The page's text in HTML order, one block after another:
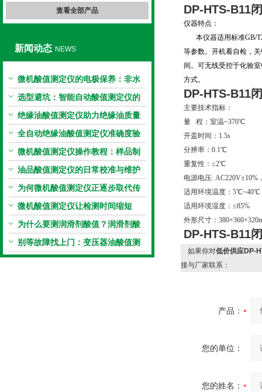
查看全部产品
新闻动态 NEWS
微机酸值测定仪的电极保养：非水
电极的清洗与活化方法
选型避坑：智能自动酸值测定仪的
加热功率与萃取时间关系
绝缘油酸值测定仪助力绝缘油质量
把控，降低设备故障
全自动绝缘油酸值测定仪准确度验
证：标准物质标定步骤
微机酸值测定仪操作教程：样品制
备、参数设置与结果解读
油品酸值测定仪的日常校准与维护
流程
为何微机酸值测定仪正逐步取代传
统手动滴定法？
微机酸值测定仪让检测时间缩短
50%
为什么要测润滑剂酸值？润滑剂酸
值测定法告诉你答案
别等故障找上门：变压器油酸值测
试仪的预警功能
DP-HTS-B11
仪器特点：
本仪器适用标准GB/
等参数。开机看自检，
间。可无线受控于化验
方式。
DP-HTS-B11
主要技术指标：
量 程：室温~370℃
开盖时间：1.5s
分辨率：0.1℃
重复性：≤2℃
电源电压: AC220V±10%
适用环境温度：5℃~40℃
适用环境湿度：≤85%
外形尺寸：
DP-HTS-B11
如果你对低价供应DP-
接与厂家联系：
产品：
您的单位：
您的姓名：